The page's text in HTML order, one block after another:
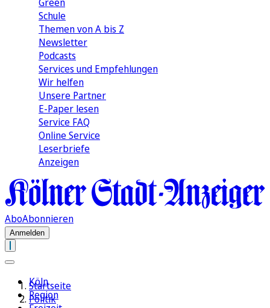
Schule
Themen von A bis Z
Newsletter
Podcasts
Services und Empfehlungen
Wir helfen
Unsere Partner
E-Paper lesen
Service FAQ
Online Service
Leserbriefe
Anzeigen
AboAbonnieren
Anmelden
Köln
Region
Startseite
Politik